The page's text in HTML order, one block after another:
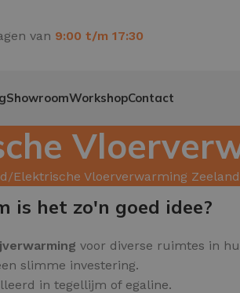
van 9:00 t/m 17:30
ShowroomWorkshopContact
Elektrische Vloerverwarming Zeeland
is het zo'n goed idee?
voor diverse ruimtes in
slimme investering.
in tegellijm of egaline.